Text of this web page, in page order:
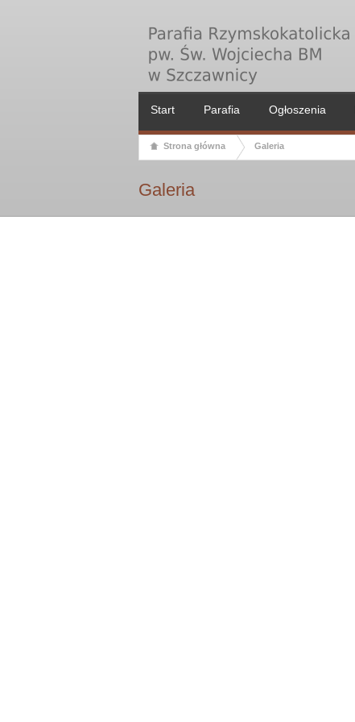
Start Parafia Ogłoszenia
Strona główna Galeria
Galeria